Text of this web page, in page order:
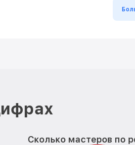
Сколько мастеров по